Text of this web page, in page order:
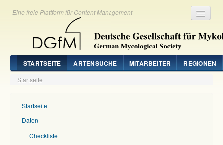
Eine freie Plattform für Content Management
STARTSEITE ARTENSUCHE MITARBEITER REGIONEN
Startseite
Startseite
Daten
Checkliste